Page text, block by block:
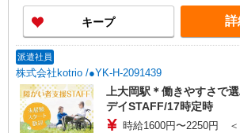
キープ 詳
派遣社員
株式会社kotrio /●YK-H-2091439
上大岡駅＊働きやすさで
デイSTAFF/17時定時
時給1600円〜2250円